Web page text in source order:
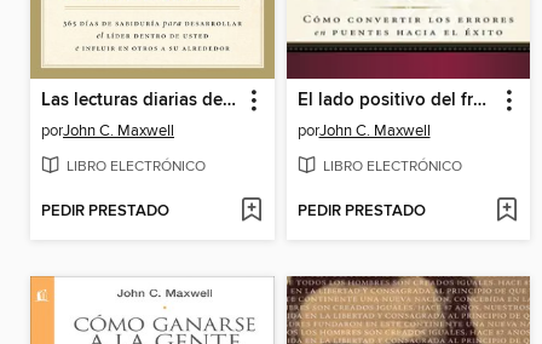
Las lecturas diarias de Maxwell
porJohn C. Maxwell
LIBRO ELECTRÓNICO
PEDIR PRESTADO
El lado positivo del fracaso
porJohn C. Maxwell
LIBRO ELECTRÓNICO
PEDIR PRESTADO